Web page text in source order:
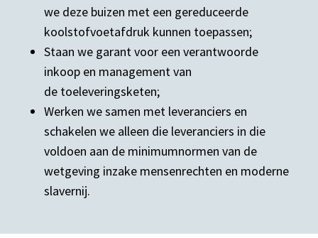
we deze buizen met een gereduceerde
koolstofvoetafdruk kunnen toepassen;
Staan we garant voor een verantwoorde
inkoop en management van
de toeleveringsketen;
Werken we samen met leveranciers en
schakelen we alleen die leveranciers in die
voldoen aan de minimumnormen van de
wetgeving inzake mensenrechten en moderne
slavernij.